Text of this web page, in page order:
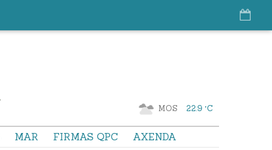
MOS 22.9 °C
MAR FIRMAS QPC AXENDA